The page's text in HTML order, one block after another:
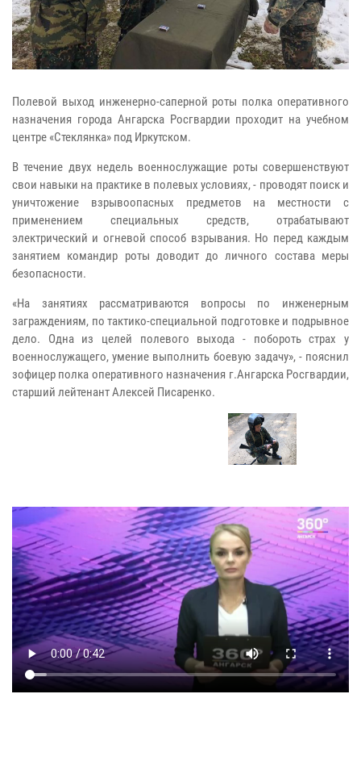
Полевой выход инженерно-саперной роты полка оперативного
назначения города Ангарска Росгвардии проходит на учебном
центре «Стеклянка» под Иркутском.
В течение двух недель военнослужащие роты совершенствуют
свои навыки на практике в полевых условиях, - проводят поиск и
уничтожение взрывоопасных предметов на местности с
применением специальных средств, отрабатывают
электрический и огневой способ взрывания. Но перед каждым
занятием командир роты доводит до личного состава меры
безопасности.
«На занятиях рассматриваются вопросы по инженерным
заграждениям, по тактико-специальной подготовке и подрывное
дело. Одна из целей полевого выхода - побороть страх у
военнослужащего, умение выполнить боевую задачу», - пояснил
зофицер полка оперативного назначения г.Ангарска Росгвардии,
старший лейтенант Алексей Писаренко.